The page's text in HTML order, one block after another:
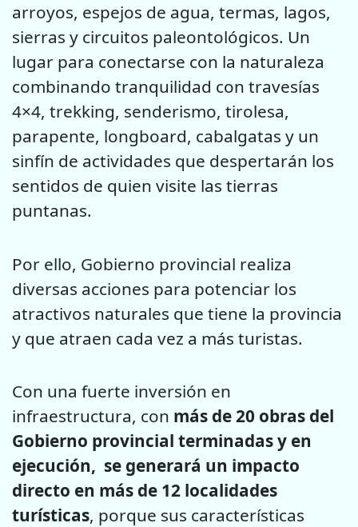
arroyos, espejos de agua, termas, lagos,
sierras y circuitos paleontológicos. Un
lugar para conectarse con la naturaleza
combinando tranquilidad con travesías
4×4, trekking, senderismo, tirolesa,
parapente, longboard, cabalgatas y un
sinfín de actividades que despertarán los
sentidos de quien visite las tierras
puntanas.
Por ello, Gobierno provincial realiza
diversas acciones para potenciar los
atractivos naturales que tiene la provincia
y que atraen cada vez a más turistas.
Con una fuerte inversión en
infraestructura, con más de 20 obras del
Gobierno provincial terminadas y en
ejecución, se generará un impacto
directo en más de 12 localidades
turísticas, porque sus características